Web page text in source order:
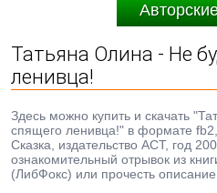
Татьяна Олина - Не
ленивца!
Здесь можно купить и скачать
спящего ленивца!" в формате
Сказка, издательство АСТ, год
ознакомительный отрывок из
(ЛибФокс) или прочесть